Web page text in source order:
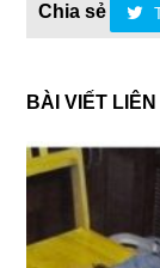
BÀI VIẾT LIÊN